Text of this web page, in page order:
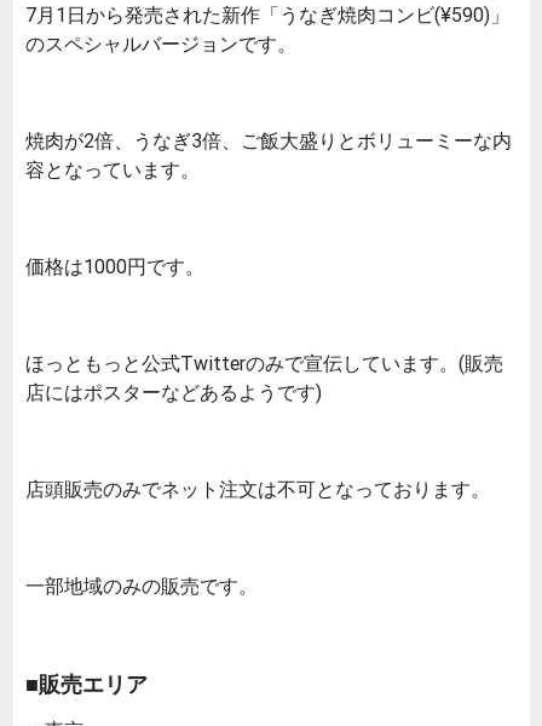
7月1日から発売された新作「うなぎ焼肉コンビ(¥590)」
のスペシャルバージョンです。
焼肉が2倍、うなぎ3倍、ご飯大盛りとボリューミーな内
容となっています。
価格は1000円です。
ほっともっと公式Twitterのみで宣伝しています。(販売
店にはポスターなどあるようです)
店頭販売のみでネット注文は不可となっております。
一部地域のみの販売です。
■販売エリア